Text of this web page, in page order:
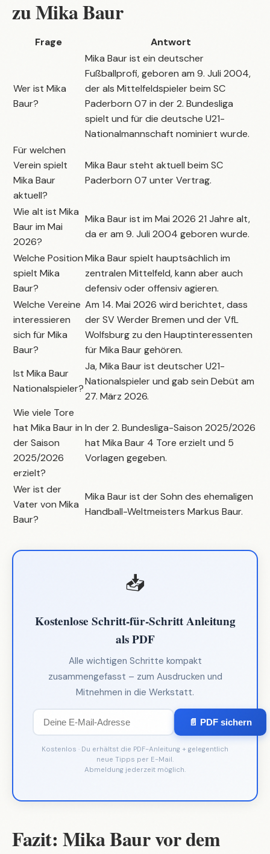
zu Mika Baur
Frage Antwort
Wer ist Mika
Baur?
Mika Baur ist ein deutscher
Fußballprofi, geboren am 9. Juli 2004,
der als Mittelfeldspieler beim SC
Paderborn 07 in der 2. Bundesliga
spielt und für die deutsche U21-
Nationalmannschaft nominiert wurde.
Für welchen
Verein spielt
Mika Baur
aktuell?
Mika Baur steht aktuell beim SC
Paderborn 07 unter Vertrag.
Wie alt ist Mika
Baur im Mai
2026?
Mika Baur ist im Mai 2026 21 Jahre alt,
da er am 9. Juli 2004 geboren wurde.
Welche Position
spielt Mika
Baur?
Mika Baur spielt hauptsächlich im
zentralen Mittelfeld, kann aber auch
defensiv oder offensiv agieren.
Welche Vereine
interessieren
sich für Mika
Baur?
Am 14. Mai 2026 wird berichtet, dass
der SV Werder Bremen und der VfL
Wolfsburg zu den Hauptinteressenten
für Mika Baur gehören.
Ist Mika Baur
Nationalspieler?
Ja, Mika Baur ist deutscher U21-
Nationalspieler und gab sein Debüt am
27. März 2026.
Wie viele Tore
hat Mika Baur in
der Saison
2025/2026
erzielt?
In der 2. Bundesliga-Saison 2025/2026
hat Mika Baur 4 Tore erzielt und 5
Vorlagen gegeben.
Wer ist der
Vater von Mika
Baur?
Mika Baur ist der Sohn des ehemaligen
Handball-Weltmeisters Markus Baur.
📥
Kostenlose Schritt-für-Schritt Anleitung
als PDF
Alle wichtigen Schritte kompakt
zusammengefasst – zum Ausdrucken und
Mitnehmen in die Werkstatt.
📄 PDF sichern
Kostenlos · Du erhältst die PDF-Anleitung + gelegentlich
neue Tipps per E-Mail.
Abmeldung jederzeit möglich.
Fazit: Mika Baur vor dem